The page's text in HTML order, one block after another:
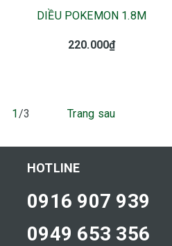
DIỀU POKEMON 1.8M
220.000₫
1 /3 Trang sau
HOTLINE
0916 907 939
0949 653 356